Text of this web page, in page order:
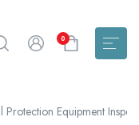
0
Protection Equipment